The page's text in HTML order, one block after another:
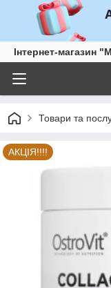
Інтернет-магазин
Товари та
АКЦІЯ!!!!